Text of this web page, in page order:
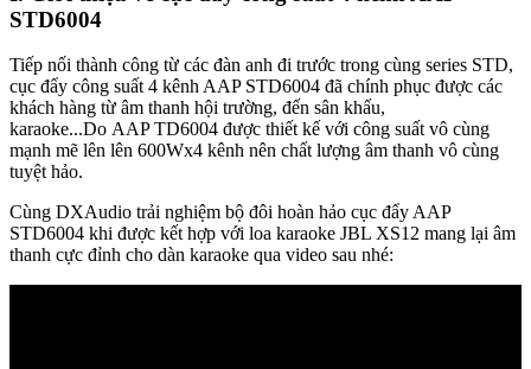
STD6004
Tiếp nối thành công từ các đàn anh đi trước trong cùng series STD,
cục đẩy công suất 4 kênh AAP STD6004 đã chính phục được các
khách hàng từ âm thanh hội trường, đến sân khấu,
karaoke...Do AAP TD6004 được thiết kế với công suất vô cùng
mạnh mẽ lên lên 600Wx4 kênh nên chất lượng âm thanh vô cùng
tuyệt hảo.
Cùng DXAudio trải nghiệm bộ đôi hoàn hảo cục đẩy AAP
STD6004 khi được kết hợp với loa karaoke JBL XS12 mang lại âm
thanh cực đỉnh cho dàn karaoke qua video sau nhé: